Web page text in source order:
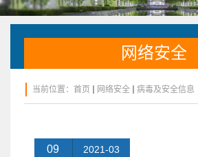
网络安全
当前位置： 首页 网络安全 病毒及安全信息
09 2021-03